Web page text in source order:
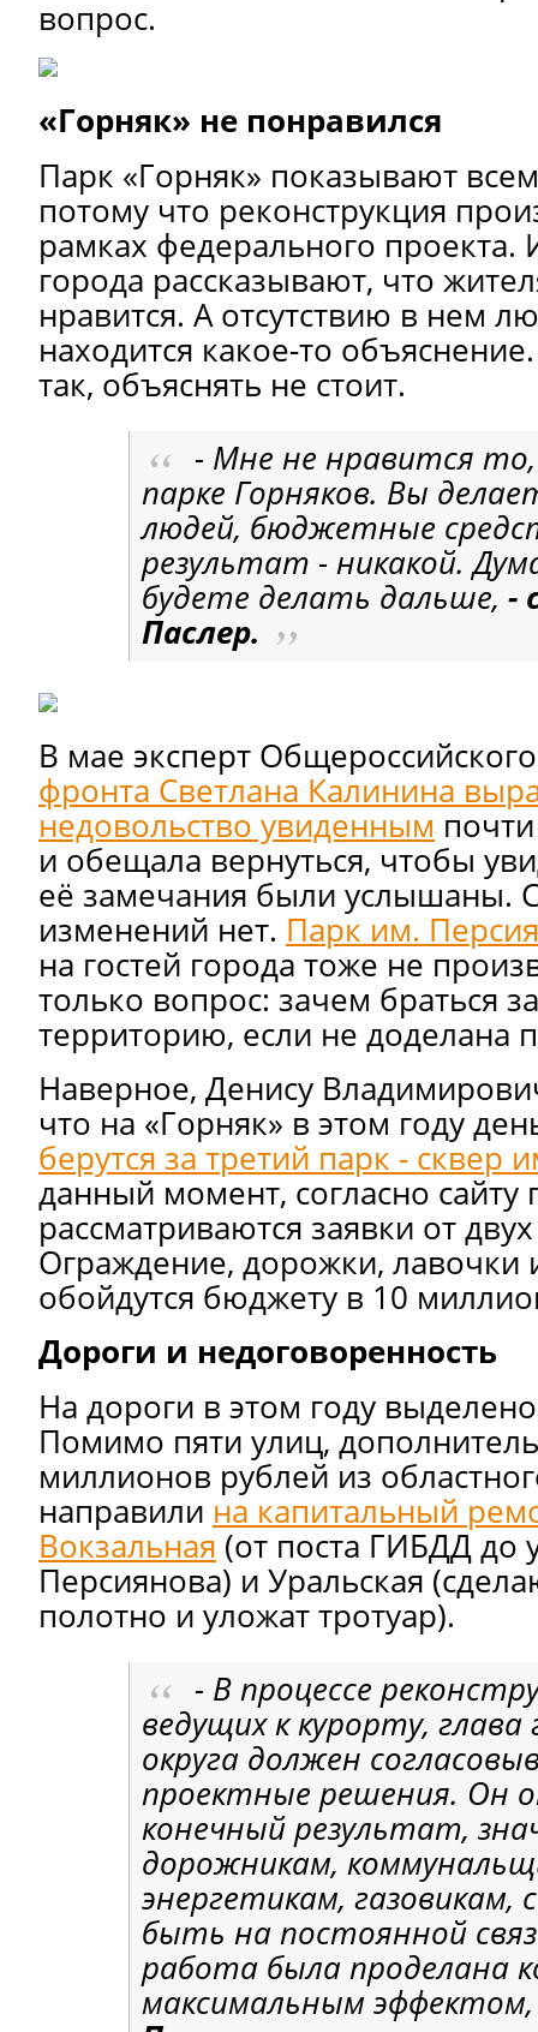
вопрос.
«Горняк» не понравился
Парк «Горняк» показывают
потому что реконструкция
рамках федерального проекта.
города рассказывают, что
нравится. А отсутствию в нем
находится какое-то
так, объяснять не стоит.
- Мне не нравится
парке Горняков. Вы
людей, бюджетные
результат - никакой.
будете делать дальше, -
Паслер.
В мае эксперт
фронта Светлана Калинина
недовольство увиденным
и обещала вернуться, чтобы
её замечания были услышаны.
изменений нет. Парк им.
на гостей города тоже не
только вопрос: зачем браться
территорию, если не доделана
Наверное, Денису
что на «Горняк» в этом году
берутся за третий парк - сквер
данный момент, согласно сайту
рассматриваются заявки от
Ограждение, дорожки, лавочки
обойдутся бюджету в 10
Дороги и недоговоренность
На дороги в этом году
Помимо пяти улиц,
миллионов рублей из
направили на капитальный
Вокзальная (от поста ГИБДД до
Персиянова) и Уральская
полотно и уложат тротуар).
- В процессе
ведущих к курорту, глава
округа должен
проектные решения. Он
конечный результат,
дорожникам,
энергетикам, газовикам,
быть на постоянной
работа была проделана
максимальным эффектом,